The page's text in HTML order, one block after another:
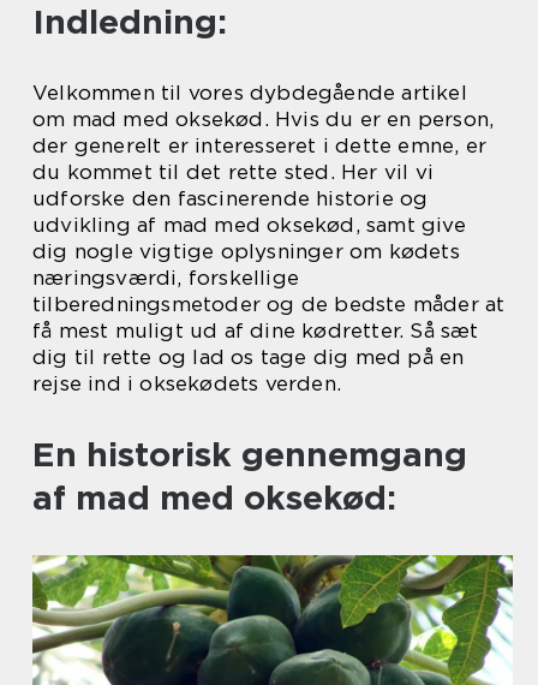
Indledning:
Velkommen til vores dybdegående artikel
om mad med oksekød. Hvis du er en person,
der generelt er interesseret i dette emne, er
du kommet til det rette sted. Her vil vi
udforske den fascinerende historie og
udvikling af mad med oksekød, samt give
dig nogle vigtige oplysninger om kødets
næringsværdi, forskellige
tilberedningsmetoder og de bedste måder at
få mest muligt ud af dine kødretter. Så sæt
dig til rette og lad os tage dig med på en
rejse ind i oksekødets verden.
En historisk gennemgang
af mad med oksekød: